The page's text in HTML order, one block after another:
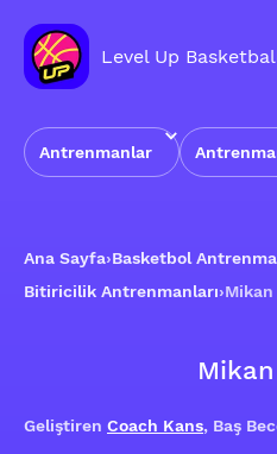
Level Up
Antrenmanlar
Ana Sayfa›Basketbol
Bitiricilik Antrenmanları›
Geliştiren Coach Kans, Baş